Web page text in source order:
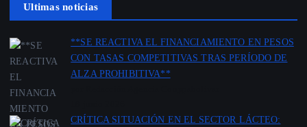
Ultimas noticias
**SE REACTIVA EL FINANCIAMIENTO EN PESOS
CON TASAS COMPETITIVAS TRAS PERÍODO DE
ALZA PROHIBITIVA**
CRÍTICA SITUACIÓN EN EL SECTOR LÁCTEO: